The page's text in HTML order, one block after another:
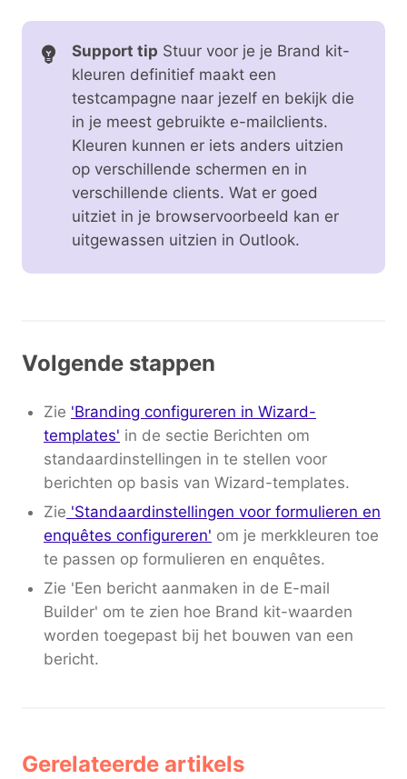
Support tip Stuur voor je je Brand kit-
kleuren definitief maakt een
testcampagne naar jezelf en bekijk die
in je meest gebruikte e-mailclients.
Kleuren kunnen er iets anders uitzien
op verschillende schermen en in
verschillende clients. Wat er goed
uitziet in je browservoorbeeld kan er
uitgewassen uitzien in Outlook.
Volgende stappen
Zie 'Branding configureren in Wizard-
templates' in de sectie Berichten om
standaardinstellingen in te stellen voor
berichten op basis van Wizard-templates.
Zie 'Standaardinstellingen voor formulieren en
enquêtes configureren' om je merkkleuren toe
te passen op formulieren en enquêtes.
Zie 'Een bericht aanmaken in de E-mail
Builder' om te zien hoe Brand kit-waarden
worden toegepast bij het bouwen van een
bericht.
Gerelateerde artikels